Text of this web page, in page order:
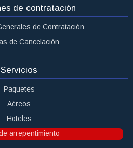
de contratación
de Contratación
de Cancelación
Servicios
Paquetes
Aéreos
Hoteles
arrepentimiento